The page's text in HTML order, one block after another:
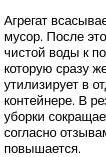
Агрегат
мусор. После
чистой воды к
которую сразу
утилизирует в
контейнере. В
уборки
согласно
повышается.